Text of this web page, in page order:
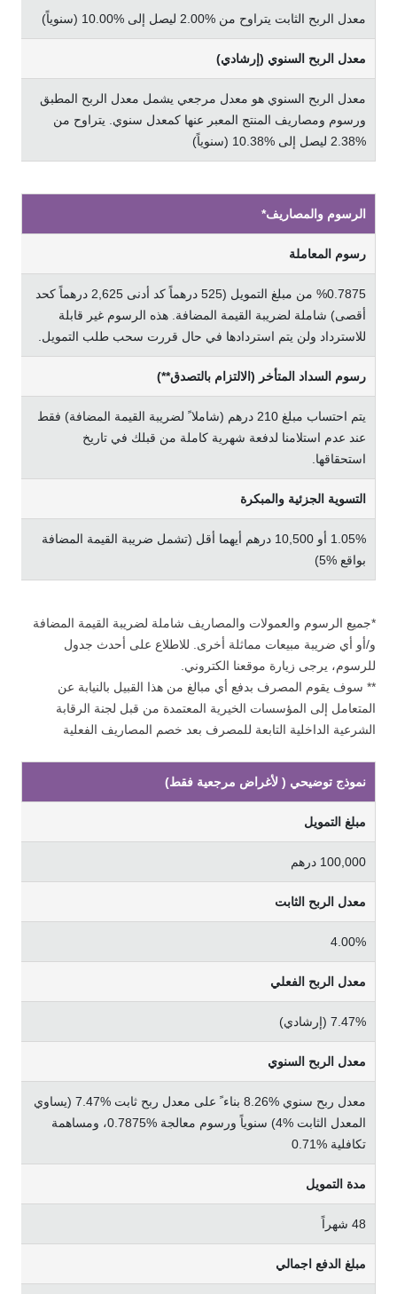
ﻣﻌﺪل اﻟﺮﺑﺢ اﻟﺜﺎﺑﺖ ﻳﺘﺮاوح ﻣﻦ %2.00 ﻟﻴﺼﻞ إﻟﻰ %10.00 (ﺳﻨﻮﻳﺎً)
ﻣﻌﺪل اﻟﺮﺑﺢ اﻟﺴﻨﻮي (إرﺷﺎدي)
ﻣﻌﺪل اﻟﺮﺑﺢ اﻟﺴﻨﻮي ﻫﻮ ﻣﻌﺪل ﻣﺮﺟﻌﻲ ﻳﺸﻤﻞ ﻣﻌﺪل اﻟﺮﺑﺢ اﻟﻤﻄﺒﻖ
ورﺳﻮم وﻣﺼﺎرﻳﻒ اﻟﻤﻨﺘﺞ اﻟﻤﻌﺒﺮ ﻋﻨﻬﺎ ﻛﻤﻌﺪل ﺳﻨﻮي. ﻳﺘﺮاوح ﻣﻦ
%2.38 ﻟﻴﺼﻞ إﻟﻰ %10.38 (ﺳﻨﻮﻳﺎً)
الرسوم والمصاريف*
رﺳﻮم اﻟﻤﻌﺎﻣﻠﺔ
%
0.7875 من مبلغ التمويل (525 درهماً كد أدنى 2,625 درهماً كحد
أقصى) شاملة لضريبة القيمة المضافة. هذه الرسوم غير قابلة
للاسترداد ولن يتم استردادها في حال قررت سحب طلب التمويل.
رﺳﻮم اﻟﺴﺪاد اﻟﻤﺘﺄﺧﺮ (اﻻﻟﺘﺰام ﺑﺎﻟﺘﺼﺪق**)
ﻳﺘﻢ اﺣﺘﺴﺎب ﻣﺒﻠﻎ 210 درﻫﻢ (ﺷﺎﻣﻼ ً ﻟﻀﺮﻳﺒﺔ اﻟﻘﻴﻤﺔ اﻟﻤﻀﺎﻓﺔ) ﻓﻘﻂ
ﻋﻨﺪ ﻋﺪم اﺳﺘﻼﻣﻨﺎ ﻟﺪﻓﻌﺔ ﺷﻬﺮﻳﺔ ﻛﺎﻣﻠﺔ ﻣﻦ ﻗﺒﻠﻚ ﻓﻲ ﺗﺎرﻳﺦ
اﺳﺘﺤﻘﺎﻗﻬﺎ.
اﻟﺘﺴﻮﻳﺔ اﻟﺠﺰﺋﻴﺔ واﻟﻤﺒﻜﺮة
1.05% أو 10,500 درﻫﻢ أﻳﻬﻤﺎ أﻗﻞ (ﺗﺸﻤﻞ ﺿﺮﻳﺒﺔ اﻟﻘﻴﻤﺔ اﻟﻤﻀﺎﻓﺔ
ﺑﻮاﻗﻊ %5)
*ﺟﻤﻴﻊ اﻟﺮﺳﻮم واﻟﻌﻤﻮﻻت واﻟﻤﺼﺎرﻳﻒ ﺷﺎﻣﻠﺔ ﻟﻀﺮﻳﺒﺔ اﻟﻘﻴﻤﺔ اﻟﻤﻀﺎﻓﺔ
و/أو أي ﺿﺮﻳﺒﺔ ﻣﺒﻴﻌﺎت ﻣﻤﺎﺛﻠﺔ أﺧﺮى. ﻟﻼﻃﻼع ﻋﻠﻰ أﺣﺪث ﺟﺪول
ﻟﻠﺮﺳﻮم، ﻳﺮﺟﻰ زﻳﺎرة ﻣﻮﻗﻌﻨﺎ اﻟﻜﺘﺮوﻧﻲ.
** ﺳﻮف ﻳﻘﻮم اﻟﻤﺼﺮف ﺑﺪﻓﻊ أي ﻣﺒﺎﻟﻎ ﻣﻦ ﻫﺬا اﻟﻘﺒﻴﻞ ﺑﺎﻟﻨﻴﺎﺑﺔ ﻋﻦ
اﻟﻤﺘﻌﺎﻣﻞ إﻟﻰ اﻟﻤﺆﺳﺴﺎت اﻟﺨﻴﺮﻳﺔ اﻟﻤﻌﺘﻤﺪة ﻣﻦ ﻗﺒﻞ ﻟﺠﻨﺔ اﻟﺮﻗﺎﺑﺔ
اﻟﺸﺮﻋﻴﺔ اﻟﺪاﺧﻠﻴﺔ اﻟﺘﺎﺑﻌﺔ ﻟﻠﻤﺼﺮف ﺑﻌﺪ ﺧﺼﻢ اﻟﻤﺼﺎرﻳﻒ اﻟﻔﻌﻠﻴﺔ
ﻧﻤﻮذج ﺗﻮﺿﻴﺤﻲ ( لأغراض مرجعية فقط)
ﻣﺒﻠﻎ اﻟﺘﻤﻮﻳﻞ
100,000 درﻫﻢ
ﻣﻌﺪل اﻟﺮﺑﺢ اﻟﺜﺎﺑﺖ
4.00%
ﻣﻌﺪل اﻟﺮﺑﺢ اﻟﻔﻌﻠﻲ
7.47% (إرﺷﺎدي)
ﻣﻌﺪل اﻟﺮﺑﺢ اﻟﺴﻨﻮي
ﻣﻌﺪل رﺑﺢ ﺳﻨﻮي %8.26 ﺑﻨﺎء ً ﻋﻠﻰ ﻣﻌﺪل رﺑﺢ ﺛﺎﺑﺖ %7.47 (ﻳﺴﺎوي
اﻟﻤﻌﺪل اﻟﺜﺎﺑﺖ %4) ﺳﻨﻮﻳﺎً ورﺳﻮم ﻣﻌﺎﻟﺠﺔ %0.7875، وﻣﺴﺎﻫﻤﺔ
ﺗﻜﺎﻓﻠﻴﺔ %0.71
ﻣﺪة اﻟﺘﻤﻮﻳﻞ
48 ﺷﻬﺮاً
ﻣﺒﻠﻎ اﻟﺪﻓﻊ اﺟﻤﺎﻟﻲ